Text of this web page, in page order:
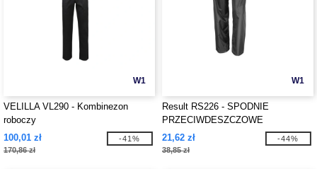
W1
VELILLA VL290 - Kombinezon
roboczy
100,01 zł
170,86 zł
-41%
W1
Result RS226 - SPODNIE
PRZECIWDESZCZOWE
21,62 zł
38,85 zł
-44%